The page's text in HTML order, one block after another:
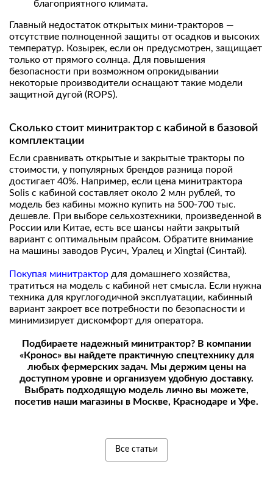
благоприятного климата.
Главный недостаток открытых мини‑тракторов —
отсутствие полноценной защиты от осадков и высоких
температур. Козырек, если он предусмотрен, защищает
только от прямого солнца. Для повышения
безопасности при возможном опрокидывании
некоторые производители оснащают такие модели
защитной дугой (ROPS).
Сколько стоит минитрактор с кабиной в базовой
комплектации
Если сравнивать открытые и закрытые тракторы по
стоимости, у популярных брендов разница порой
достигает 40%. Например, если цена минитрактора
Solis с кабиной составляет около 2 млн рублей, то
модель без кабины можно купить на 500-700 тыс.
дешевле. При выборе сельхозтехники, произведенной в
России или Китае, есть все шансы найти закрытый
вариант с оптимальным прайсом. Обратите внимание
на машины заводов Русич, Уралец и Xingtai (Синтай).
Покупая минитрактор для домашнего хозяйства,
тратиться на модель с кабиной нет смысла. Если нужна
техника для круглогодичной эксплуатации, кабинный
вариант закроет все потребности по безопасности и
минимизирует дискомфорт для оператора.
Подбираете надежный минитрактор? В компании
«Кронос» вы найдете практичную спецтехнику для
любых фермерских задач. Мы держим цены на
доступном уровне и организуем удобную доставку.
Выбрать подходящую модель лично вы можете,
посетив наши магазины в Москве, Краснодаре и Уфе.
Все статьи